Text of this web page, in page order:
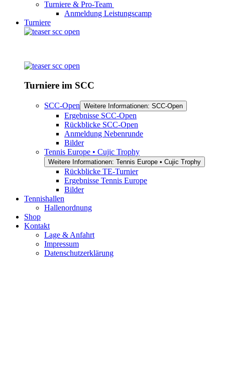
Turniere & Pro-Team
Anmeldung Leistungscamp
Turniere
Turniere im SCC
SCC-Open Weitere Informationen: SCC-Open
Ergebnisse SCC-Open
Rückblicke SCC-Open
Anmeldung Nebenrunde
Bilder
Tennis Europe • Cujic Trophy
Weitere Informationen: Tennis Europe • Cujic Trophy
Rückblicke TE-Turnier
Ergebnisse Tennis Europe
Bilder
Tennishallen
Hallenordnung
Shop
Kontakt
Lage & Anfahrt
Impressum
Datenschutzerklärung